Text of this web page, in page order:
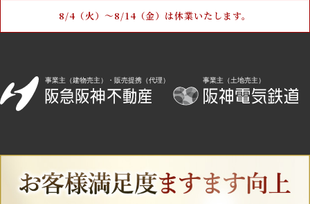
8/4（火）〜8/14（金）は休業いたします。